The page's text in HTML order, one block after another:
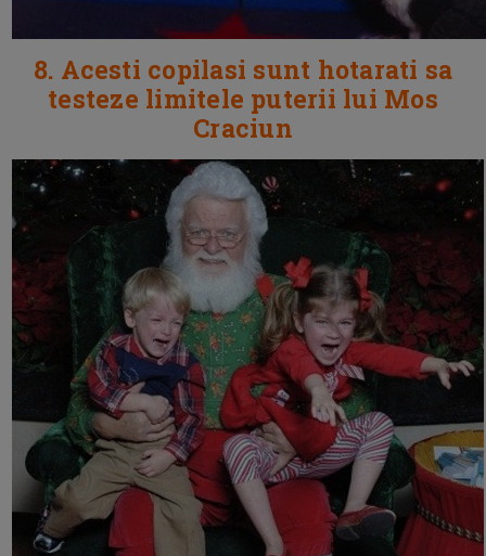
8. Acesti copilasi sunt hotarati sa
testeze limitele puterii lui Mos
Craciun